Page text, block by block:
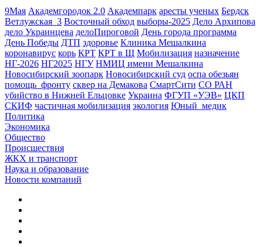
9Мая Академгородок 2.0 Академпарк аресты ученых Бердск
Ветлужская_3 Восточный обход выборы-2025 Дело Архипова
дело Украинцева делоПироговой День города программа
День Победы ДТП здоровье Клиника Мешалкина
коронавирус корь КРТ КРТ в Щ Мобилизация назначение
НГ-2026 НГ2025 НГУ НМИЦ имени Мешалкина
Новосибирский зоопарк Новосибирский суд оспа обезьян
помощь_фронту сквер на Демакова СмартСити СО РАН
убийство в Нижней Ельцовке Украина ФГУП «УЭВ» ЦКП
СКИФ частичная мобилизация экология Юный_медик
Политика
Экономика
Общество
Происшествия
ЖКХ и транспорт
Наука и образование
Новости компаний